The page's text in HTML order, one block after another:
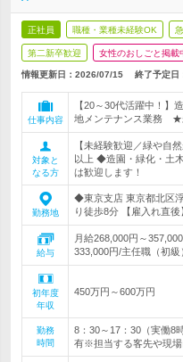
正社員 職種・業種未経験OK
第二新卒歓迎 女性のおしごと掲載
情報更新日：2026/07/15 終了予定日
仕事内容
【20～30代活躍中！】
地メンテナンス業務 ★
対象と
なる方
【未経験歓迎／緑や自
以上 ◆造園・緑化・土
は歓迎します！
勤務地
◆東京支店 東京都北区
り徒歩8分 【雇入れ直後
給与
月給268,000円～
333,000円/主任職（初
初年度
年収
450万円～600万円
勤務
時間
8：30～17：30（実働8
有※担当する客先や現場